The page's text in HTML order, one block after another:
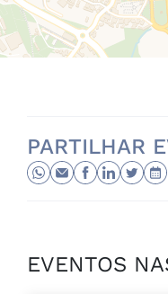
PARTILHAR
EVENTOS